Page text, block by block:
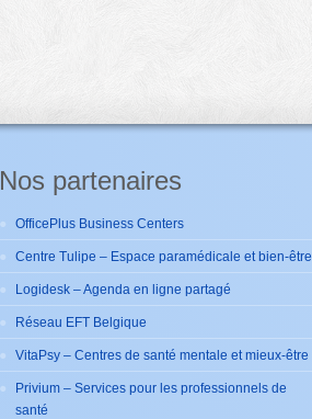
Nos partenaires
OfficePlus Business Centers
Centre Tulipe – Espace paramédicale et bien-être
Logidesk – Agenda en ligne partagé
Réseau EFT Belgique
VitaPsy – Centres de santé mentale et mieux-être
Privium – Services pour les professionnels de
santé